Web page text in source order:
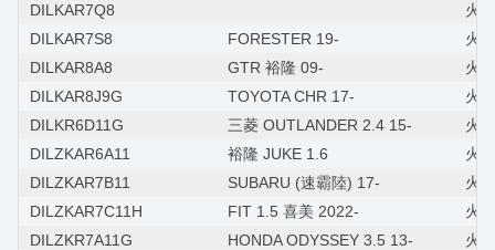
DILKAR7Q8
火
DILKAR7S8
FORESTER 19-
火
DILKAR8A8
GTR 裕隆 09-
火
DILKAR8J9G
TOYOTA CHR 17-
火
DILKR6D11G
三菱 OUTLANDER 2.4 15-
火
DILZKAR6A11
裕隆 JUKE 1.6
火
DILZKAR7B11
SUBARU (速霸陸) 17-
火
DILZKAR7C11H
FIT 1.5 喜美 2022-
火
DILZKR7A11G
HONDA ODYSSEY 3.5 13-
火